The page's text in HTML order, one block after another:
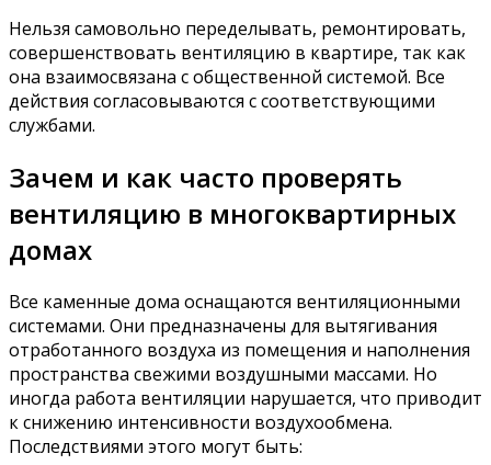
Нельзя самовольно переделывать, ремонтировать,
совершенствовать вентиляцию в квартире, так как
она взаимосвязана с общественной системой. Все
действия согласовываются с соответствующими
службами.
Зачем и как часто проверять
вентиляцию в многоквартирных
домах
Все каменные дома оснащаются вентиляционными
системами. Они предназначены для вытягивания
отработанного воздуха из помещения и наполнения
пространства свежими воздушными массами. Но
иногда работа вентиляции нарушается, что приводит
к снижению интенсивности воздухообмена.
Последствиями этого могут быть: